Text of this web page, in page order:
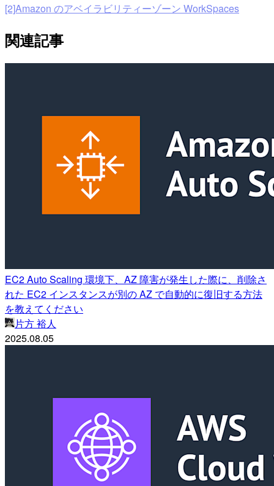
[2]Amazon のアベイラビリティーゾーン WorkSpaces
関連記事
EC2 Auto Scaling 環境下、AZ 障害が発生した際に、削除さ
れた EC2 インスタンスが別の AZ で自動的に復旧する方法
を教えてください
片方 裕人
2025.08.05